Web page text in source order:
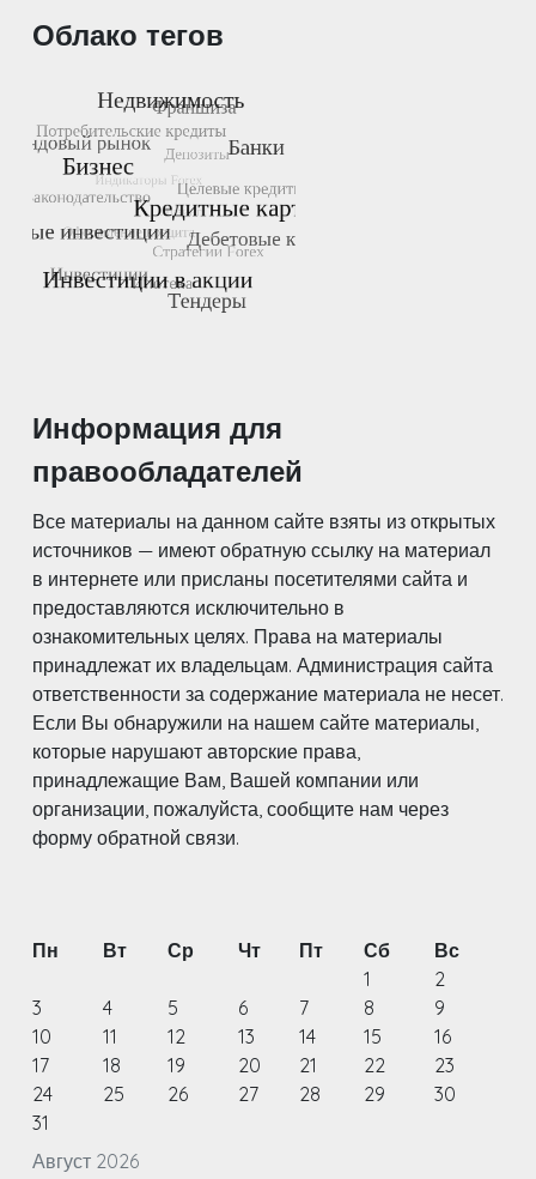
Облако тегов
Информация для
правообладателей
Все материалы на данном сайте взяты из открытых
источников — имеют обратную ссылку на материал
в интернете или присланы посетителями сайта и
предоставляются исключительно в
ознакомительных целях. Права на материалы
принадлежат их владельцам. Администрация сайта
ответственности за содержание материала не несет.
Если Вы обнаружили на нашем сайте материалы,
которые нарушают авторские права,
принадлежащие Вам, Вашей компании или
организации, пожалуйста, сообщите нам через
форму обратной связи.
Август 2026
Пн Вт Ср Чт Пт Сб
Вс
1
2
3
4 5 6 7 8
9
10
11 12 13 14 15
16
17
18 19 20 21 22
23
24
25 26 27 28 29
30
31